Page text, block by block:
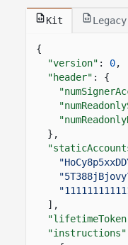
Kit Legacy
{
"version" : 0,
"header" : {
},
],
"instructions"